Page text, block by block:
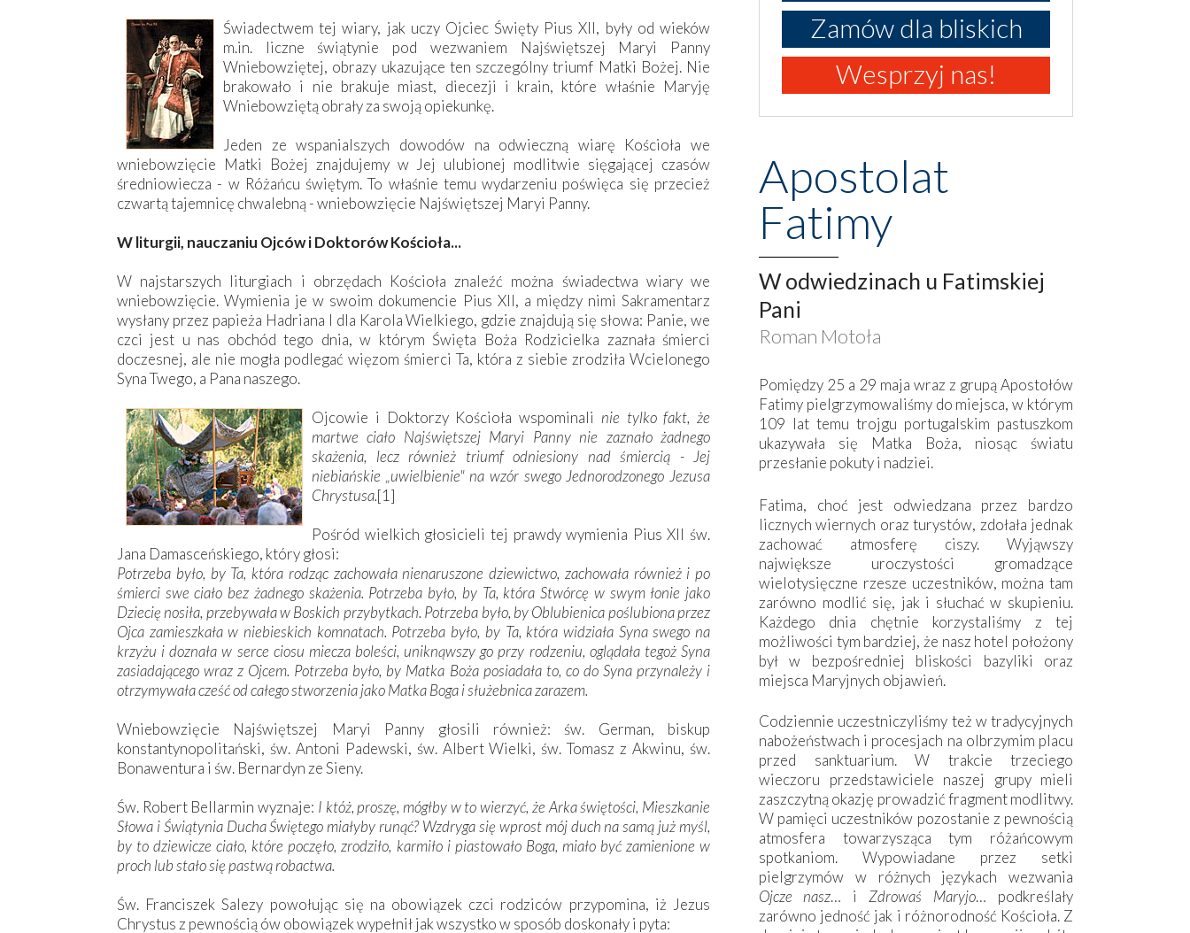
Świadectwem tej wiary, jak uczy Ojciec Święty Pius XII, były od wieków
m.in. liczne świątynie pod wezwaniem Najświętszej Maryi Panny
Wniebowziętej, obrazy ukazujące ten szczególny triumf Matki Bożej. Nie
brakowało i nie brakuje miast, diecezji i krain, które właśnie Maryję
Wniebowziętą obrały za swoją opiekunkę.
Jeden ze wspanialszych dowodów na odwieczną wiarę Kościoła we
wniebowzięcie Matki Bożej znajdujemy w Jej ulubionej modlitwie sięgającej czasów
średniowiecza - w Różańcu świętym. To właśnie temu wydarzeniu poświęca się przecież
czwartą tajemnicę chwalebną - wniebowzięcie Najświętszej Maryi Panny.
W liturgii, nauczaniu Ojców i Doktorów Kościoła...
W najstarszych liturgiach i obrzędach Kościoła znaleźć można świadectwa wiary we
wniebowzięcie. Wymienia je w swoim dokumencie Pius XII, a między nimi Sakramentarz
wysłany przez papieża Hadriana I dla Karola Wielkiego, gdzie znajdują się słowa: Panie, we
czci jest u nas obchód tego dnia, w którym Święta Boża Rodzicielka zaznała śmierci
doczesnej, ale nie mogła podlegać więzom śmierci Ta, która z siebie zrodziła Wcielonego
Syna Twego, a Pana naszego.
Ojcowie i Doktorzy Kościoła wspominali nie tylko fakt, że
martwe ciało Najświętszej Maryi Panny nie zaznało żadnego
skażenia, lecz również triumf odniesiony nad śmiercią - Jej
niebiańskie „uwielbienie" na wzór swego Jednorodzonego Jezusa
Chrystusa.[1]
Pośród wielkich głosicieli tej prawdy wymienia Pius XII św.
Jana Damasceńskiego, który głosi:
Potrzeba było, by Ta, która rodząc zachowała nienaruszone dziewictwo, zachowała również i po
śmierci swe ciało bez żadnego skażenia. Potrzeba było, by Ta, która Stwórcę w swym łonie jako
Dziecię nosiła, przebywała w Boskich przybytkach. Potrzeba było, by Oblubienica poślubiona przez
Ojca zamieszkała w niebieskich komnatach. Potrzeba było, by Ta, która widziała Syna swego na
krzyżu i doznała w serce ciosu miecza boleści, uniknąwszy go przy rodzeniu, oglądała tegoż Syna
zasiadającego wraz z Ojcem. Potrzeba było, by Matka Boża posiadała to, co do Syna przynależy i
otrzymywała cześć od całego stworzenia jako Matka Boga i służebnica zarazem.
Wniebowzięcie Najświętszej Maryi Panny głosili również: św. German, biskup
konstantynopolitański, św. Antoni Padewski, św. Albert Wielki, św. Tomasz z Akwinu, św.
Bonawentura i św. Bernardyn ze Sieny.
Św. Robert Bellarmin wyznaje: I któż, proszę, mógłby w to wierzyć, że Arka świętości, Mieszkanie
Słowa i Świątynia Ducha Świętego miałyby runąć? Wzdryga się wprost mój duch na samą już myśl,
by to dziewicze ciało, które poczęło, zrodziło, karmiło i piastowało Boga, miało być zamienione w
proch lub stało się pastwą robactwa.
Św. Franciszek Salezy powołując się na obowiązek czci rodziców przypomina, iż Jezus
Chrystus z pewnością ów obowiązek wypełnił jak wszystko w sposób doskonały i pyta:
Zamów dla bliskich
Wesprzyj nas!
Apostolat
Fatimy
W odwiedzinach u Fatimskiej
Pani
Roman Motoła
Pomiędzy 25 a 29 maja wraz z grupą Apostołów
Fatimy pielgrzymowaliśmy do miejsca, w którym
109 lat temu trojgu portugalskim pastuszkom
ukazywała się Matka Boża, niosąc światu
przesłanie pokuty i nadziei.
Fatima, choć jest odwiedzana przez bardzo
licznych wiernych oraz turystów, zdołała jednak
zachować atmosferę ciszy. Wyjąwszy
największe uroczystości gromadzące
wielotysięczne rzesze uczestników, można tam
zarówno modlić się, jak i słuchać w skupieniu.
Każdego dnia chętnie korzystaliśmy z tej
możliwości tym bardziej, że nasz hotel położony
był w bezpośredniej bliskości bazyliki oraz
miejsca Maryjnych objawień.
Codziennie uczestniczyliśmy też w tradycyjnych
nabożeństwach i procesjach na olbrzymim placu
przed sanktuarium. W trakcie trzeciego
wieczoru przedstawiciele naszej grupy mieli
zaszczytną okazję prowadzić fragment modlitwy.
W pamięci uczestników pozostanie z pewnością
atmosfera towarzysząca tym różańcowym
spotkaniom. Wypowiadane przez setki
pielgrzymów w różnych językach wezwania
Ojcze nasz… i Zdrowaś Maryjo… podkreślały
zarówno jedność jak i różnorodność Kościoła. Z